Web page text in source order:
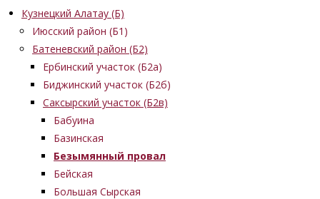
Кузнецкий Алатау (Б)
Июсский район (Б1)
Батеневский район (Б2)
Ербинский участок (Б2а)
Биджинский участок (Б2б)
Саксырский участок (Б2в)
Бабуина
Базинская
Безымянный провал
Бейская
Большая Сырская